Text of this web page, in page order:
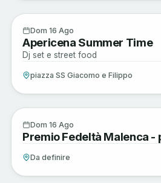
Enogastronomia
Dom 16 Ago
Apericena Summer Time
Dj set e street food
piazza SS Giacomo e Filippo
Sagre e Tradizioni
Dom 16 Ago
Premio Fedeltà Malenca -
Da definire